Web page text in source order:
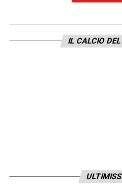
IL CALCIO